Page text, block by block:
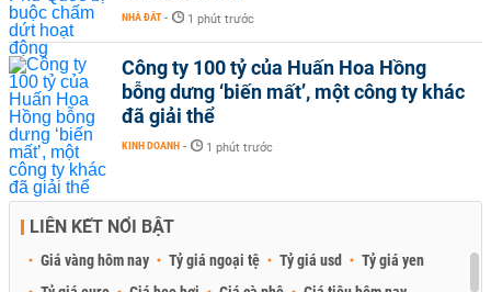
NHÀ ĐẤT - 1 phút trước
Công ty 100 tỷ của Huấn Hoa Hồng
bỗng dưng ‘biến mất’, một công ty khác
đã giải thể
KINH DOANH - 1 phút trước
LIÊN KẾT NỔI BẬT
Giá vàng hôm nay Tỷ giá ngoại tệ Tỷ giá usd
Tỷ giá yen